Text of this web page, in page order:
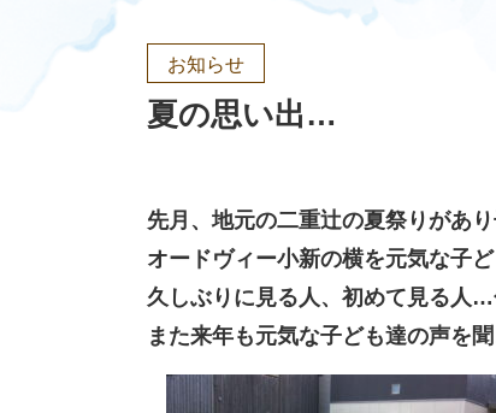
お知らせ
夏の思い出…
先月、地元の二重辻の夏祭りがあ
オードヴィー小新の横を元気な子
久しぶりに見る人、初めて見る人…
また来年も元気な子ども達の声を